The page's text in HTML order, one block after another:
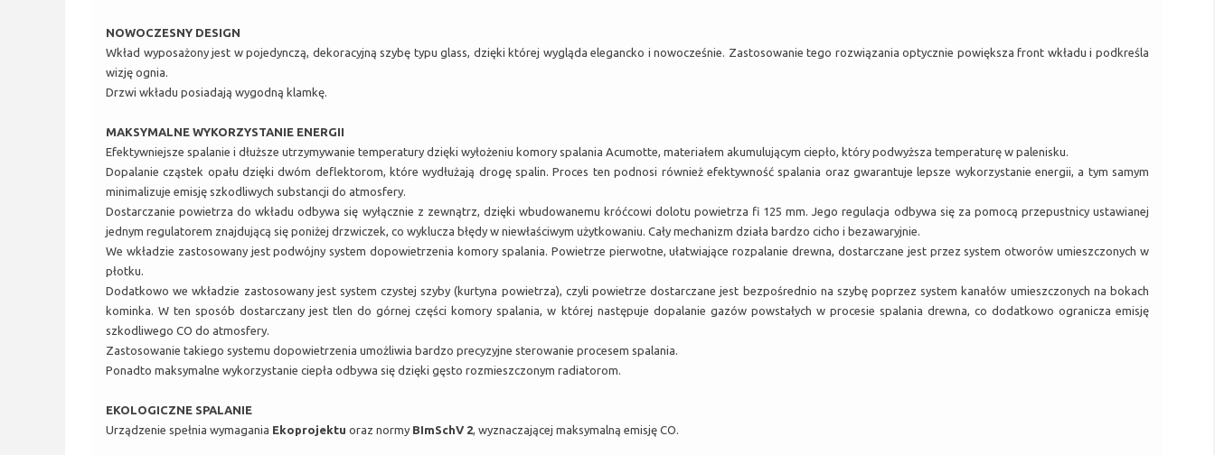
NOWOCZESNY DESIGN
Wkład wyposażony jest w pojedynczą, dekoracyjną szybę typu glass, dzięki której wygląda elegancko i nowocześnie. Zastosowanie tego rozwiązania optycznie powiększa front wkładu i podkreśla
wizję ognia.
Drzwi wkładu posiadają wygodną klamkę.
MAKSYMALNE WYKORZYSTANIE ENERGII
Efektywniejsze spalanie i dłuższe utrzymywanie temperatury dzięki wyłożeniu komory spalania Acumotte, materiałem akumulującym ciepło, który podwyższa temperaturę w palenisku.
Dopalanie cząstek opału dzięki dwóm deflektorom, które wydłużają drogę spalin. Proces ten podnosi również efektywność spalania oraz gwarantuje lepsze wykorzystanie energii, a tym samym
minimalizuje emisję szkodliwych substancji do atmosfery.
Dostarczanie powietrza do wkładu odbywa się wyłącznie z zewnątrz, dzięki wbudowanemu króćcowi dolotu powietrza fi 125 mm. Jego regulacja odbywa się za pomocą przepustnicy ustawianej
jednym regulatorem znajdującą się poniżej drzwiczek, co wyklucza błędy w niewłaściwym użytkowaniu. Cały mechanizm działa bardzo cicho i bezawaryjnie.
We wkładzie zastosowany jest podwójny system dopowietrzenia komory spalania. Powietrze pierwotne, ułatwiające rozpalanie drewna, dostarczane jest przez system otworów umieszczonych w
płotku.
Dodatkowo we wkładzie zastosowany jest system czystej szyby (kurtyna powietrza), czyli powietrze dostarczane jest bezpośrednio na szybę poprzez system kanałów umieszczonych na bokach
kominka. W ten sposób dostarczany jest tlen do górnej części komory spalania, w której następuje dopalanie gazów powstałych w procesie spalania drewna, co dodatkowo ogranicza emisję
szkodliwego CO do atmosfery.
Zastosowanie takiego systemu dopowietrzenia umożliwia bardzo precyzyjne sterowanie procesem spalania.
Ponadto maksymalne wykorzystanie ciepła odbywa się dzięki gęsto rozmieszczonym radiatorom.
EKOLOGICZNE SPALANIE
Urządzenie spełnia wymagania Ekoprojektu oraz normy BImSchV 2, wyznaczającej maksymalną emisję CO.